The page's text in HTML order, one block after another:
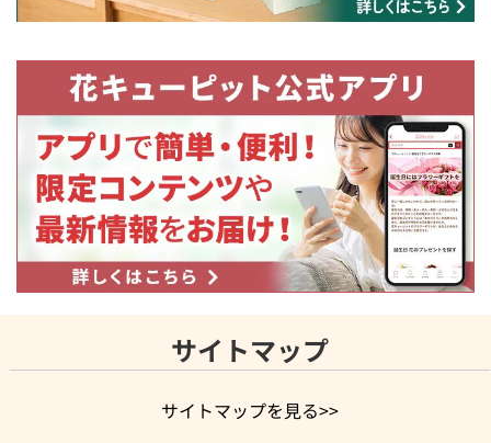
届けいたします。
何卒ご理解いただきますようお願い申し上げます。
大切なお客様に鮮度の良いお花をお届けする為に
より良い鮮度のお花をお届けするために、お客様のご理解・ご協力をお願いいた
します。
サイトマップ
サイトマップを見る>>